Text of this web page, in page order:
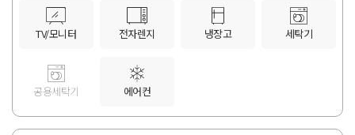
TV/모니터 전자렌지 냉장고 세탁기
공용세탁기 에어컨